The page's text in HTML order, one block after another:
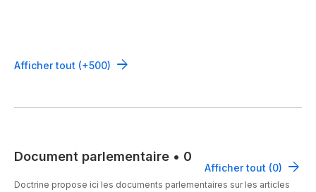
Afficher tout (+500)
Document parlementaire • 0
Afficher tout (0)
Doctrine propose ici les documents parlementaires sur les articles